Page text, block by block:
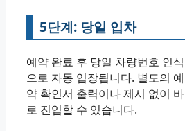
5단계: 당일 입차
예약 완료 후 당일 차량번호 인식
으로 자동 입장됩니다. 별도의 예
약 확인서 출력이나 제시 없이 바
로 진입할 수 있습니다.